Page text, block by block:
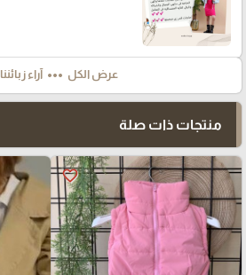
عرض الكل more_horiz آراء زبائننا
منتجات ذات صلة
favorite_border